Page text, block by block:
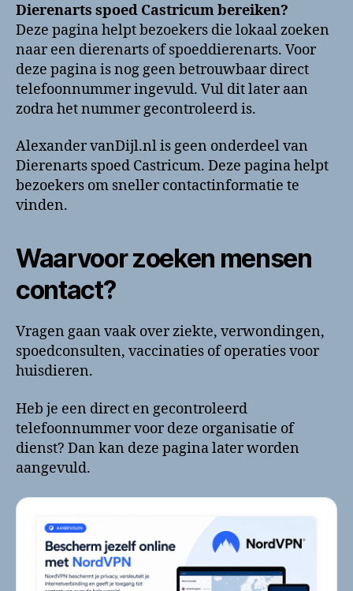
Dierenarts spoed Castricum bereiken?
Deze pagina helpt bezoekers die lokaal zoeken
naar een dierenarts of spoeddierenarts. Voor
deze pagina is nog geen betrouwbaar direct
telefoonnummer ingevuld. Vul dit later aan
zodra het nummer gecontroleerd is.
Alexander vanDijl.nl is geen onderdeel van
Dierenarts spoed Castricum. Deze pagina helpt
bezoekers om sneller contactinformatie te
vinden.
Waarvoor zoeken mensen
contact?
Vragen gaan vaak over ziekte, verwondingen,
spoedconsulten, vaccinaties of operaties voor
huisdieren.
Heb je een direct en gecontroleerd
telefoonnummer voor deze organisatie of
dienst? Dan kan deze pagina later worden
aangevuld.